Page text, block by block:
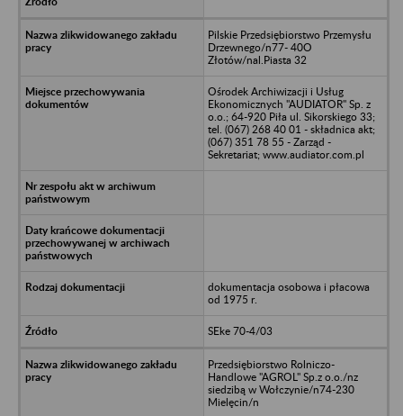
Pilskie Przedsiębiorstwo Przemysłu
Drzewnego/n77- 40O
Złotów/nal.Piasta 32
Ośrodek Archiwizacji i Usług
Ekonomicznych "AUDIATOR" Sp. z
o.o.; 64-920 Piła ul. Sikorskiego 33;
tel. (067) 268 40 01 - składnica akt;
(067) 351 78 55 - Zarząd -
Sekretariat; www.audiator.com.pl
dokumentacja osobowa i płacowa
od 1975 r.
SEke 70-4/03
Przedsiębiorstwo Rolniczo-
Handlowe "AGROL" Sp.z o.o./nz
siedzibą w Wołczynie/n74-230
Mielęcin/n